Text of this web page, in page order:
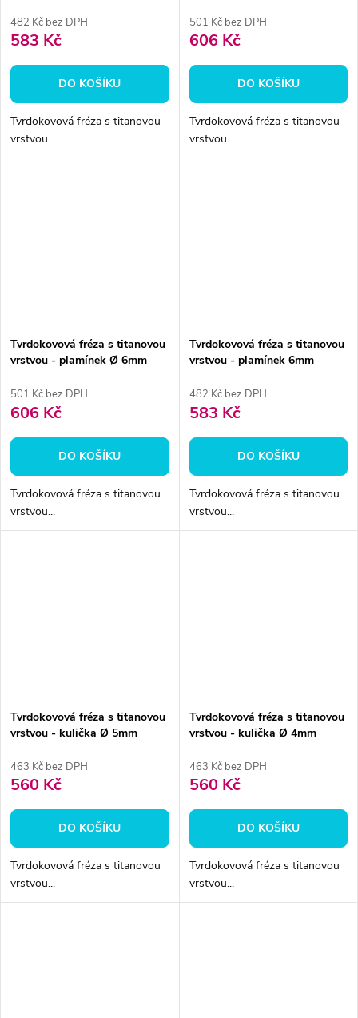
482 Kč bez DPH
583 Kč
DO KOŠÍKU
Tvrdokovová fréza s titanovou
vrstvou...
501 Kč bez DPH
606 Kč
DO KOŠÍKU
Tvrdokovová fréza s titanovou
vrstvou...
Tvrdokovová fréza s titanovou
vrstvou - plamínek Ø 6mm
501 Kč bez DPH
606 Kč
DO KOŠÍKU
Tvrdokovová fréza s titanovou
vrstvou...
Tvrdokovová fréza s titanovou
vrstvou - plamínek 6mm
482 Kč bez DPH
583 Kč
DO KOŠÍKU
Tvrdokovová fréza s titanovou
vrstvou...
Tvrdokovová fréza s titanovou
vrstvou - kulička Ø 5mm
463 Kč bez DPH
560 Kč
DO KOŠÍKU
Tvrdokovová fréza s titanovou
vrstvou...
Tvrdokovová fréza s titanovou
vrstvou - kulička Ø 4mm
463 Kč bez DPH
560 Kč
DO KOŠÍKU
Tvrdokovová fréza s titanovou
vrstvou...